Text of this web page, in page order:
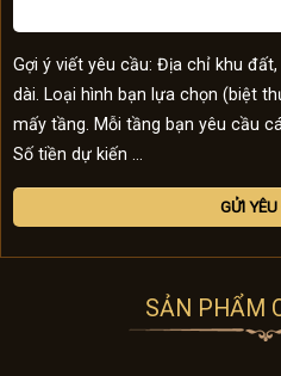
Gợi ý viết yêu cầu: Địa chỉ khu
dài. Loại hình bạn lựa chọn (biệt
mấy tầng. Mỗi tầng bạn yêu cầu
Số tiền dự kiến ...
SẢN PHẨM